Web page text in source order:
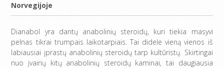
Norvegijoje
Dianabol yra dantų anabolinių steroidų, kuri tiekia masyvi
pelnas tikrai trumpais laikotarpiais. Tai didele vieną vienos iš
labiausiai įprastų anabolinių steroidų tarp kultūristų. Skirtingai
nuo įvairių kitų anabolinių steroidų kaminai, tai daugiausia